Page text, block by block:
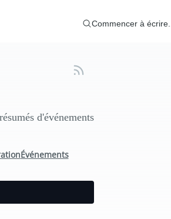
Commencer à écrire...
d'événements
Événements